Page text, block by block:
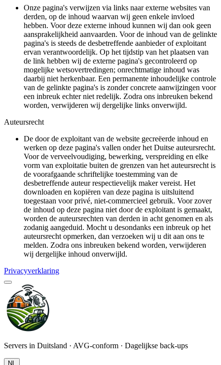
Onze pagina's verwijzen via links naar externe websites van
derden, op de inhoud waarvan wij geen enkele invloed
hebben. Voor deze externe inhoud kunnen wij dan ook geen
aansprakelijkheid aanvaarden. Voor de inhoud van de gelinkte
pagina's is steeds de desbetreffende aanbieder of exploitant
ervan verantwoordelijk. Op het tijdstip van het plaatsen van
de link hebben wij de externe pagina's gecontroleerd op
mogelijke wetsovertredingen; onrechtmatige inhoud was
daarbij niet herkenbaar. Een permanente inhoudelijke controle
van de gelinkte pagina's is zonder concrete aanwijzingen voor
een inbreuk echter niet redelijk. Zodra ons inbreuken bekend
worden, verwijderen wij dergelijke links onverwijld.
Auteursrecht
De door de exploitant van de website gecreëerde inhoud en
werken op deze pagina's vallen onder het Duitse auteursrecht.
Voor de verveelvoudiging, bewerking, verspreiding en elke
vorm van exploitatie buiten de grenzen van het auteursrecht is
de voorafgaande schriftelijke toestemming van de
desbetreffende auteur respectievelijk maker vereist. Het
downloaden en kopiëren van deze pagina is uitsluitend
toegestaan voor privé, niet-commercieel gebruik. Voor zover
de inhoud op deze pagina niet door de exploitant is gemaakt,
worden de auteursrechten van derden in acht genomen en als
zodanig aangeduid. Mocht u desondanks een inbreuk op het
auteursrecht opmerken, dan verzoeken wij u dit aan ons te
melden. Zodra ons inbreuken bekend worden, verwijderen
wij dergelijke inhoud onverwijld.
Privacyverklaring
Servers in Duitsland · AVG-conform · Dagelijkse back-ups
NL